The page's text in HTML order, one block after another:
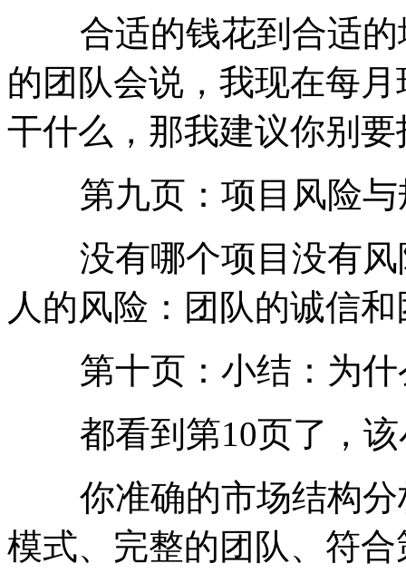
合适的钱花到合适的
的团队会说，我现在每
干什么，那我建议你别
第九页：项目风险与
没有哪个项目没有风
人的风险：团队的诚信和
第十页：小结：为什
都看到第10页了，该
你准确的市场结构分
模式、完整的团队、符